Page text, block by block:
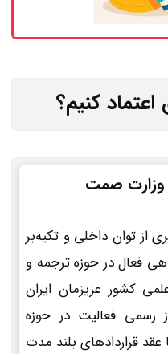
اعتماد کنیم؟
وزارت صمت
از توان داخلی و تکیه‌بر
فعال در حوزه ترجمه و
کشور عزیزمان ایران
رسمی فعالیت در حوزه
قراردادهای بلند مدت